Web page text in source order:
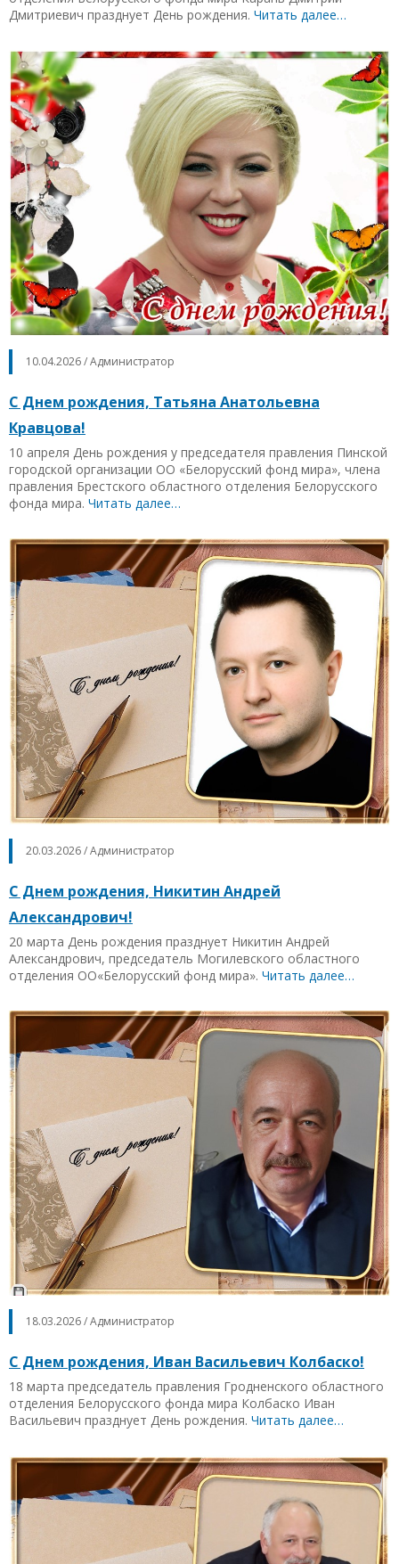
Дмитриевич празднует День рождения. Читать далее…
10.04.2026 / Администратор
С Днем рождения, Татьяна Анатольевна
Кравцова!
10 апреля День рождения у председателя правления Пинской
городской организации ОО «Белорусский фонд мира», члена
правления Брестского областного отделения Белорусского
фонда мира. Читать далее…
20.03.2026 / Администратор
С Днем рождения, Никитин Андрей
Александрович!
20 марта День рождения празднует Никитин Андрей
Александрович, председатель Могилевского областного
отделения ОО«Белорусский фонд мира». Читать далее…
18.03.2026 / Администратор
С Днем рождения, Иван Васильевич Колбаско!
18 марта председатель правления Гродненского областного
отделения Белорусского фонда мира Колбаско Иван
Васильевич празднует День рождения. Читать далее…